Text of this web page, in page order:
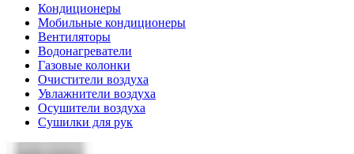
Кондиционеры
Мобильные кондиционеры
Вентиляторы
Водонагреватели
Газовые колонки
Очистители воздуха
Увлажнители воздуха
Осушители воздуха
Сушилки для рук